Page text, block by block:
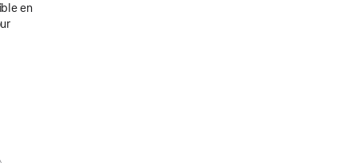
en